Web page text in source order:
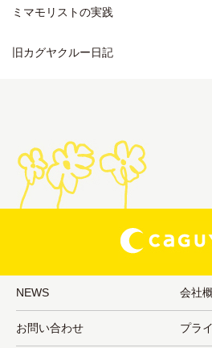
ミマモリストの実践
旧カグヤクルー日記
NEWS 会社
お問い合わせ プラ